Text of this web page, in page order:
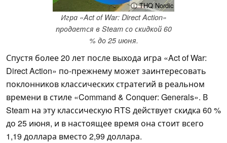
ⓘ THQ Nordic
Игра «Act of War: Direct Action»
продается в Steam со скидкой 60
% до 25 июня.
Спустя более 20 лет после выхода игра «Act of War:
Direct Action» по-прежнему может заинтересовать
поклонников классических стратегий в реальном
времени в стиле «Command & Conquer: Generals». В
Steam на эту классическую RTS действует скидка 60 %
до 25 июня, и в настоящее время она стоит всего
1,19 доллара вместо 2,99 доллара.